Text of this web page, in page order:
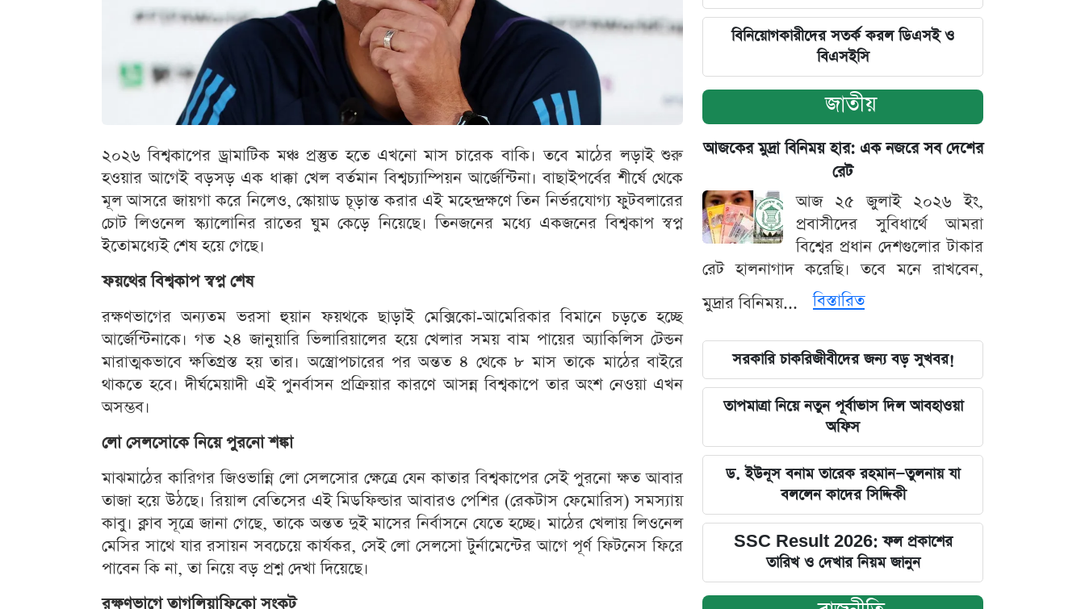
২০২৬ বিশ্বকাপের ড্রামাটিক মঞ্চ প্রস্তুত হতে এখনো মাস চারেক বাকি। তবে মাঠের লড়াই শুরু
হওয়ার আগেই বড়সড় এক ধাক্কা খেল বর্তমান বিশ্বচ্যাম্পিয়ন আর্জেন্টিনা। বাছাইপর্বের শীর্ষে থেকে
মূল আসরে জায়গা করে নিলেও, স্কোয়াড চূড়ান্ত করার এই মহেন্দ্রক্ষণে তিন নির্ভরযোগ্য ফুটবলারের
চোট লিওনেল স্ক্যালোনির রাতের ঘুম কেড়ে নিয়েছে। তিনজনের মধ্যে একজনের বিশ্বকাপ স্বপ্ন
ইতোমধ্যেই শেষ হয়ে গেছে।
ফয়থের বিশ্বকাপ স্বপ্ন শেষ
রক্ষণভাগের অন্যতম ভরসা হুয়ান ফয়থকে ছাড়াই মেক্সিকো-আমেরিকার বিমানে চড়তে হচ্ছে
আর্জেন্টিনাকে। গত ২৪ জানুয়ারি ভিলারিয়ালের হয়ে খেলার সময় বাম পায়ের অ্যাকিলিস টেন্ডন
মারাত্মকভাবে ক্ষতিগ্রস্ত হয় তার। অস্ত্রোপচারের পর অন্তত ৪ থেকে ৮ মাস তাকে মাঠের বাইরে
থাকতে হবে। দীর্ঘমেয়াদী এই পুনর্বাসন প্রক্রিয়ার কারণে আসন্ন বিশ্বকাপে তার অংশ নেওয়া এখন
অসম্ভব।
লো সেলসোকে নিয়ে পুরনো শঙ্কা
মাঝমাঠের কারিগর জিওভান্নি লো সেলসোর ক্ষেত্রে যেন কাতার বিশ্বকাপের সেই পুরনো ক্ষত আবার
তাজা হয়ে উঠছে। রিয়াল বেতিসের এই মিডফিল্ডার আবারও পেশির (রেকটাস ফেমোরিস) সমস্যায়
কাবু। ক্লাব সূত্রে জানা গেছে, তাকে অন্তত দুই মাসের নির্বাসনে যেতে হচ্ছে। মাঠের খেলায় লিওনেল
মেসির সাথে যার রসায়ন সবচেয়ে কার্যকর, সেই লো সেলসো টুর্নামেন্টের আগে পূর্ণ ফিটনেস ফিরে
পাবেন কি না, তা নিয়ে বড় প্রশ্ন দেখা দিয়েছে।
রক্ষণভাগে তাগলিয়াফিকো সংকট
বিনিয়োগকারীদের সতর্ক করল ডিএসই ও
বিএসইসি
জাতীয়
আজকের মুদ্রা বিনিময় হার: এক নজরে সব দেশের
রেট
আজ ২৫ জুলাই ২০২৬ ইং,
প্রবাসীদের সুবিধার্থে আমরা
বিশ্বের প্রধান দেশগুলোর টাকার
রেট হালনাগাদ করেছি। তবে মনে রাখবেন,
মুদ্রার বিনিময়...
বিস্তারিত
সরকারি চাকরিজীবীদের জন্য বড় সুখবর!
তাপমাত্রা নিয়ে নতুন পূর্বাভাস দিল আবহাওয়া
অফিস
ড. ইউনূস বনাম তারেক রহমান—তুলনায় যা
বললেন কাদের সিদ্দিকী
SSC Result 2026: ফল প্রকাশের
তারিখ ও দেখার নিয়ম জানুন